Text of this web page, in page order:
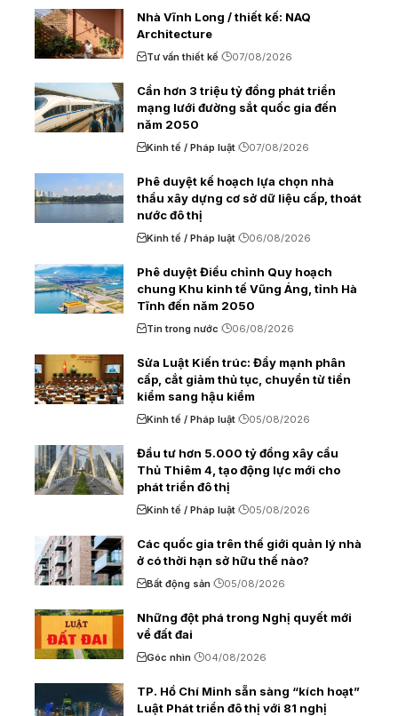
Nhà Vĩnh Long / thiết kế: NAQ
Architecture
Tư vấn thiết kế 07/08/2026
Cần hơn 3 triệu tỷ đồng phát triển
mạng lưới đường sắt quốc gia đến
năm 2050
Kinh tế / Pháp luật 07/08/2026
Phê duyệt kế hoạch lựa chọn nhà
thầu xây dựng cơ sở dữ liệu cấp, thoát
nước đô thị
Kinh tế / Pháp luật 06/08/2026
Phê duyệt Điều chỉnh Quy hoạch
chung Khu kinh tế Vũng Áng, tỉnh Hà
Tĩnh đến năm 2050
Tin trong nước 06/08/2026
Sửa Luật Kiến trúc: Đẩy mạnh phân
cấp, cắt giảm thủ tục, chuyển từ tiền
kiểm sang hậu kiểm
Kinh tế / Pháp luật 05/08/2026
Đầu tư hơn 5.000 tỷ đồng xây cầu
Thủ Thiêm 4, tạo động lực mới cho
phát triển đô thị
Kinh tế / Pháp luật 05/08/2026
Các quốc gia trên thế giới quản lý nhà
ở có thời hạn sở hữu thế nào?
Bất động sản 05/08/2026
Những đột phá trong Nghị quyết mới
về đất đai
Góc nhìn 04/08/2026
TP. Hồ Chí Minh sẵn sàng “kích hoạt”
Luật Phát triển đô thị với 81 nghị